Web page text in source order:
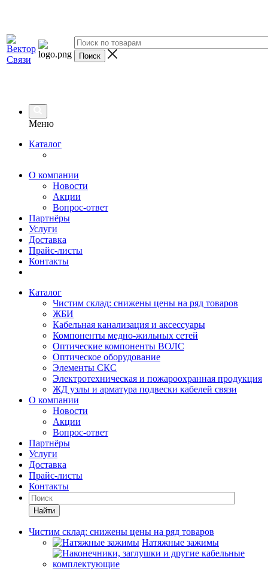
Меню
Каталог
О компании
Новости
Акции
Вопрос-ответ
Партнёры
Услуги
Доставка
Прайс-листы
Контакты
Каталог
Чистим склад: снижены цены на ряд товаров
ЖБИ
Кабельная канализация и аксессуары
Компоненты медно-жильных сетей
Оптические компоненты ВОЛС
Оптическое оборудование
Элементы СКС
Электротехническая и пожароохранная продукция
ЖД узлы и арматура подвески кабелей связи
О компании
Новости
Акции
Вопрос-ответ
Партнёры
Услуги
Доставка
Прайс-листы
Контакты
Найти
Чистим склад: снижены цены на ряд товаров
Натяжные зажимы